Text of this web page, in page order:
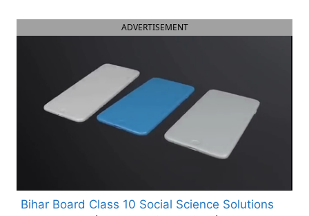
ADVERTISEMENT
Bihar Board Class 10 Social Science Solutions